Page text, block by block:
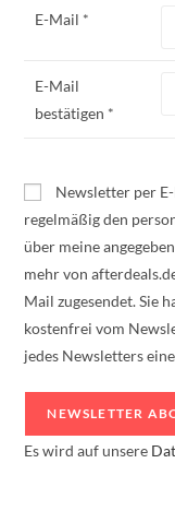
E-Mail *
E-Mail
bestätigen *
Newsletter per
regelmäßig den
über meine
mehr von
Mail zugesendet. Sie
kostenfrei vom
jedes Newsletters
Es wird auf unsere